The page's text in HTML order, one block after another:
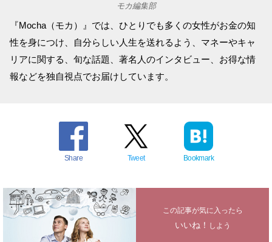
モカ編集部
『Mocha（モカ）』では、ひとりでも多くの女性がお金の知
性を身につけ、自分らしい人生を送れるよう、マネーやキャ
リアに関する、旬な話題、著名人のインタビュー、お得な情
報などを独自視点でお届けしています。
Share Tweet Bookmark
この記事が気に入ったら
いいね！ しよう